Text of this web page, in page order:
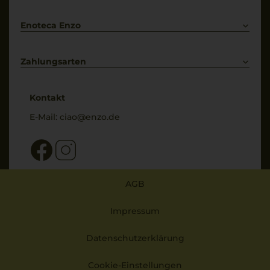
Enoteca Enzo
Bewertungs-Richtlinien
Zahlungsarten
Kontakt
E-Mail: ciao@enzo.de
AGB
Impressum
Datenschutzerklärung
Cookie-Einstellungen